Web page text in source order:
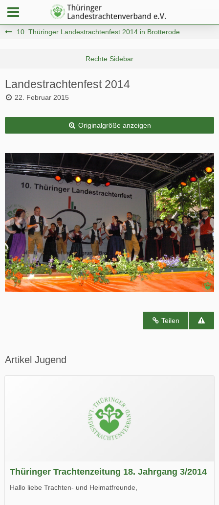
10. Thüringer Landestrachtenfest 2014 in Brotterode
Landestrachtenfest 2014
22. Februar 2015
Originalgröße anzeigen
Teilen
Artikel Jugend
Thüringer Trachtenzeitung 18. Jahrgang 3/2014
Hallo liebe Trachten- und Heimatfreunde,